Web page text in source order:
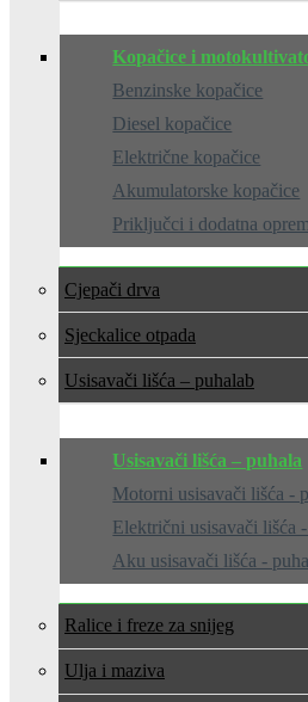
Kopačice i
Benzinske kopačice
Diesel kopačice
Električne kopačice
Akumulatorske kopačice
Priključci i dodatna
Cjepači drva
Sjeckalice otpada
Usisavači lišća – puhala
Usisavači lišća – puhala
Motorni usisavači lišća -
Električni usisavači lišća
Aku usisavači lišća -
Ralice i freze za snijeg
Ulja i maziva